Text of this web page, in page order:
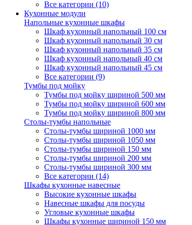
Все категории (10)
Кухонные модули
Напольные кухонные шкафы
Шкаф кухонный напольный 100 см
Шкаф кухонный напольный 30 см
Шкаф кухонный напольный 35 см
Шкаф кухонный напольный 40 см
Шкаф кухонный напольный 45 см
Все категории (9)
Тумбы под мойку
Тумбы под мойку шириной 500 мм
Тумбы под мойку шириной 600 мм
Тумбы под мойку шириной 800 мм
Столы-тумбы напольные
Столы-тумбы шириной 1000 мм
Столы-тумбы шириной 1050 мм
Столы-тумбы шириной 150 мм
Столы-тумбы шириной 200 мм
Столы-тумбы шириной 300 мм
Все категории (14)
Шкафы кухонные навесные
Высокие кухонные шкафы
Навесные шкафы для посуды
Угловые кухонные шкафы
Шкафы кухонные шириной 150 мм